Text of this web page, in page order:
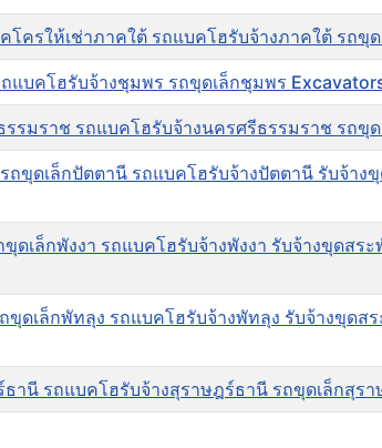
โครให้เช่าภาคใต้ รถแบคโฮรับจ้างภาคใต้ รถ
แบคโฮรับจ้างชุมพร รถขุดเล็กชุมพร
รมราช รถแบคโฮรับจ้างนครศรีธรรมราช รถ
ถขุดเล็กปัตตานี รถแบคโฮรับจ้างปัตตานี รับจ้า
ดเล็กพังงา รถแบคโฮรับจ้างพังงา รับจ้างขุดส
ขุดเล็กพัทลุง รถแบคโฮรับจ้างพัทลุง รับจ้างขุด
านี รถแบคโฮรับจ้างสุราษฎร์ธานี รถขุดเล็กสุร